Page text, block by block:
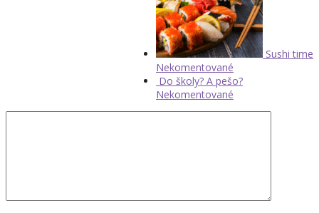
Sushi time
Nekomentované
Do školy? A pešo?
Nekomentované